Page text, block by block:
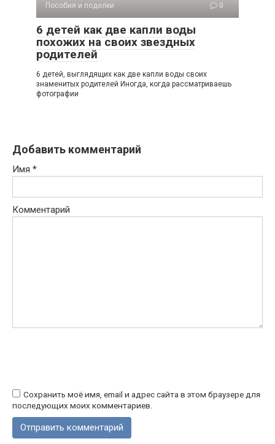
Пособия и поделки 0
6 детей как две капли воды
похожих на своих звездных
родителей
6 детей, выглядящих как две капли воды своих
знаменитых родителей Иногда, когда рассматриваешь
фотографии
Добавить комментарий
Имя *
Комментарий
Сохранить моё имя, email и адрес сайта в этом браузере для
последующих моих комментариев.